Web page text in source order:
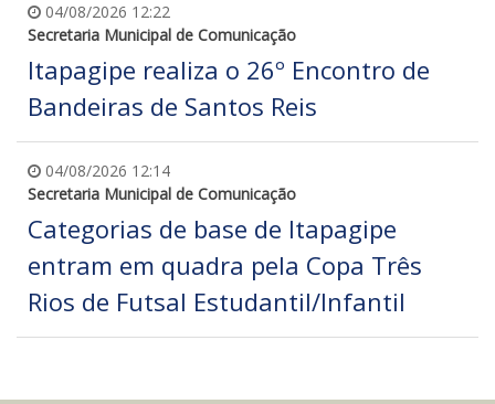
04/08/2026 12:22
Secretaria Municipal de Comunicação
Itapagipe realiza o 26º Encontro de
Bandeiras de Santos Reis
04/08/2026 12:14
Secretaria Municipal de Comunicação
Categorias de base de Itapagipe
entram em quadra pela Copa Três
Rios de Futsal Estudantil/Infantil